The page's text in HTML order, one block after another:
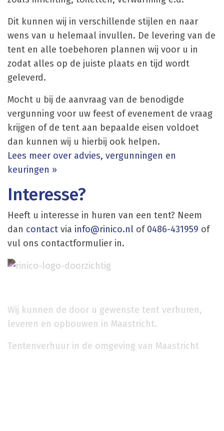
Dit kunnen wij in verschillende stijlen en naar
wens van u helemaal invullen. De levering van de
tent en alle toebehoren plannen wij voor u in
zodat alles op de juiste plaats en tijd wordt
geleverd.
Mocht u bij de aanvraag van de benodigde
vergunning voor uw feest of evenement de vraag
krijgen of de tent aan bepaalde eisen voldoet
dan kunnen wij u hierbij ook helpen.
Lees meer over advies, vergunningen en
keuringen »
Interesse?
Heeft u interesse in huren van een tent? Neem
dan contact via info@rinico.nl of0486-431959 of
vul ons contactformulier in.
Wij kunnen de door u gewenste tent verhuren,
leveren en opbouwen in Maastricht.
Tentenverhuur in de omgeving van Maastricht